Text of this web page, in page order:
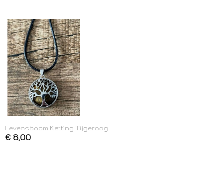
Levensboom Ketting Tijgeroog
€ 8,00